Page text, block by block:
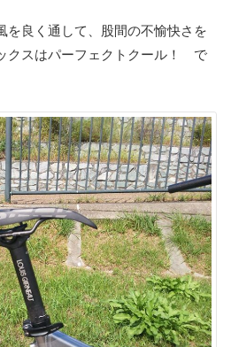
を良く通して、股間の不愉快さを
クスはパーフェクトクール！ で